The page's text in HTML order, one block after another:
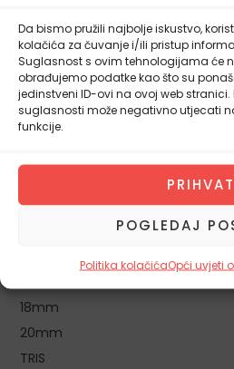
Da bismo pružili najbolje iskustvo,
kolačića za čuvanje i/ili pristup
Suglasnost s ovim tehnologijama će
obrađujemo podatke kao što su
jedinstveni ID-ovi na ovoj web
suglasnosti može negativno utjecati
funkcije.
POGLEDAJ
Politika kolačićaOpći uvjeti
moguče dimenzije
3mm
4.5mm
10mm
18mm
20mm
TRIS